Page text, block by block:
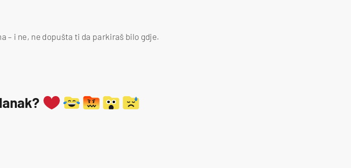
– i ne, ne dopušta ti da parkiraš bilo gdje.